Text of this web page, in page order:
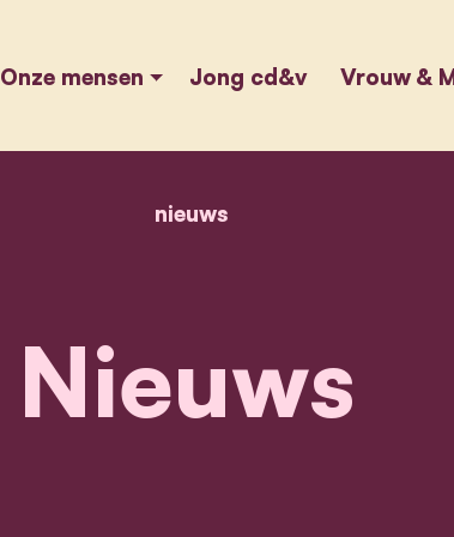
Onze mensen Jong cd&v Vrouw &
home
nieuwsnieuws
Nieuws